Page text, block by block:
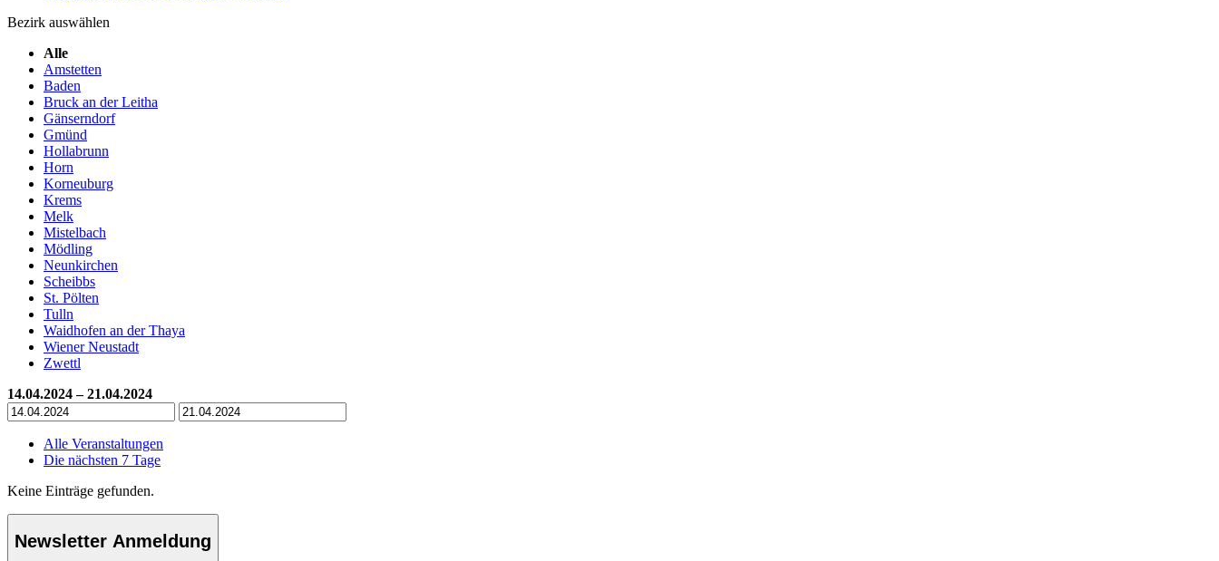
Bezirk auswählen
Alle
Amstetten
Baden
Bruck an der Leitha
Gänserndorf
Gmünd
Hollabrunn
Horn
Korneuburg
Krems
Melk
Mistelbach
Mödling
Neunkirchen
Scheibbs
St. Pölten
Tulln
Waidhofen an der Thaya
Wiener Neustadt
Zwettl
14.04.2024 – 21.04.2024
Alle Veranstaltungen
Die nächsten 7 Tage
Keine Einträge gefunden.
Newsletter Anmeldung